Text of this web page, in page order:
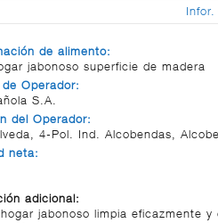
de alimento:
jabonoso superficie de madera
de Operador:
S.A.
del Operador:
4-Pol. Ind. Alcobendas,
neta:
adicional:
jabonoso limpia eficazmente